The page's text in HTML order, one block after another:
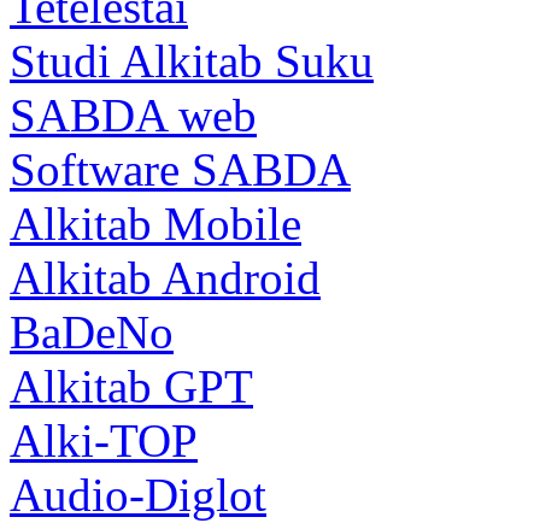
Studi Alkitab Suku
SABDA web
Software SABDA
Alkitab Mobile
Alkitab Android
BaDeNo
Alkitab GPT
Alki-TOP
Audio-Diglot